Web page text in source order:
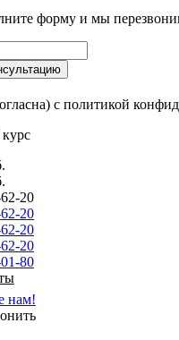
форму и мы
с политикой
20
20
20
20
80
нам!